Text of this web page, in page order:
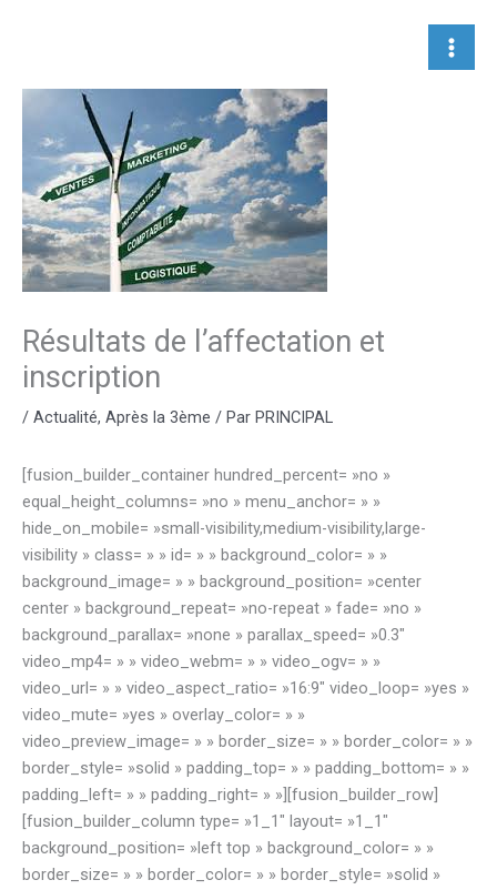
Résultats de l’affectation et
inscription
/ Actualité, Après la 3ème / Par PRINCIPAL
[fusion_builder_container hundred_percent= »no »
equal_height_columns= »no » menu_anchor= » »
hide_on_mobile= »small-visibility,medium-visibility,large-
visibility » class= » » id= » » background_color= » »
background_image= » » background_position= »center
center » background_repeat= »no-repeat » fade= »no »
background_parallax= »none » parallax_speed= »0.3″
video_mp4= » » video_webm= » » video_ogv= » »
video_url= » » video_aspect_ratio= »16:9″ video_loop= »yes »
video_mute= »yes » overlay_color= » »
video_preview_image= » » border_size= » » border_color= » »
border_style= »solid » padding_top= » » padding_bottom= » »
padding_left= » » padding_right= » »][fusion_builder_row]
[fusion_builder_column type= »1_1″ layout= »1_1″
background_position= »left top » background_color= » »
border_size= » » border_color= » » border_style= »solid »